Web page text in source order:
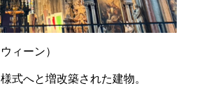
ィーン）
式へと増改築された建物。